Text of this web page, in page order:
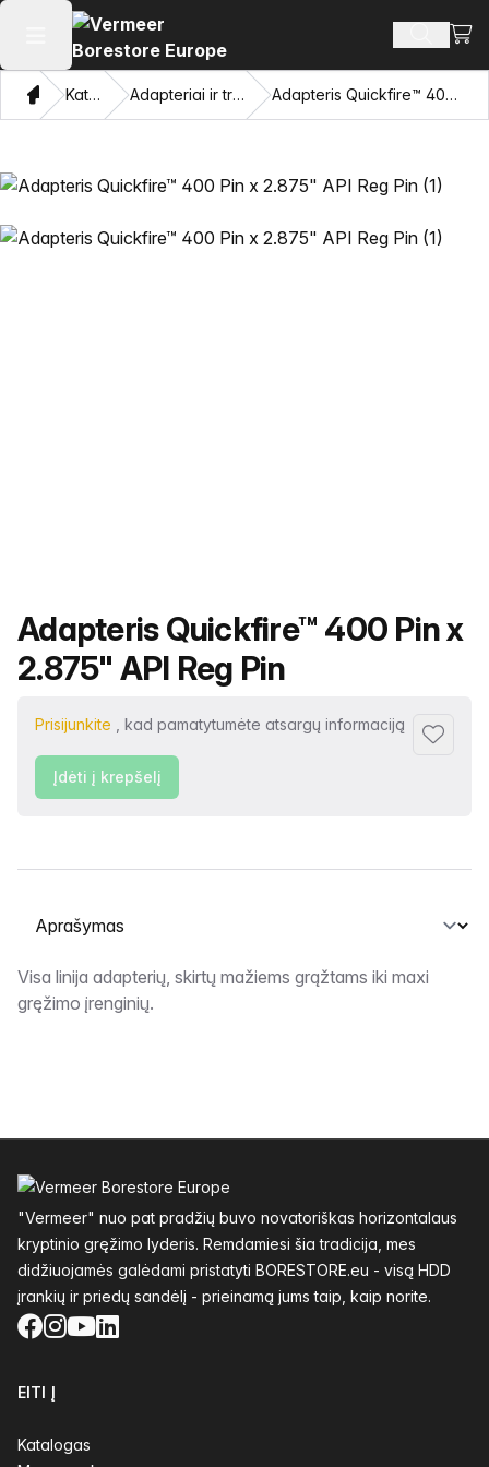
Atidaryti pagrindinį meniu Ieškoti
NamonKatalogas Adapteriai ir traukiančios akys Adapteris Quickfire™ 400 Pin x 2.875" API Reg Pin
Produkto pavadinimas
Adapteris Quickfire™ 400 Pin x
2.875" API Reg Pin
Prisijunkite , kad pamatytumėte atsargų informaciją
Pridėti
Įdėti į krepšelį
Pasirinkite skirtuką
Aprašymas
Visa linija adapterių, skirtų mažiems grąžtams iki maxi
gręžimo įrenginių.
"Vermeer" nuo pat pradžių buvo novatoriškas horizontalaus
kryptinio gręžimo lyderis. Remdamiesi šia tradicija, mes
didžiuojamės galėdami pristatyti BORESTORE.eu - visą HDD
įrankių ir priedų sandėlį - prieinamą jums taip, kaip norite.
Facebook
Instagram
YouTube
LinkedIn
EITI Į
Katalogas